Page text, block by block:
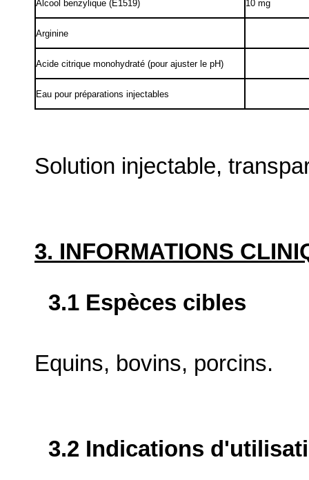
Alcool benzylique (E1519) 10 mg
Arginine
Acide citrique monohydraté (pour ajuster le pH)
Eau pour préparations injectables
Solution injectable,
3. INFORMATIONS
3.1 Espèces cibles
Equins, bovins, porcins.
3.2 Indications